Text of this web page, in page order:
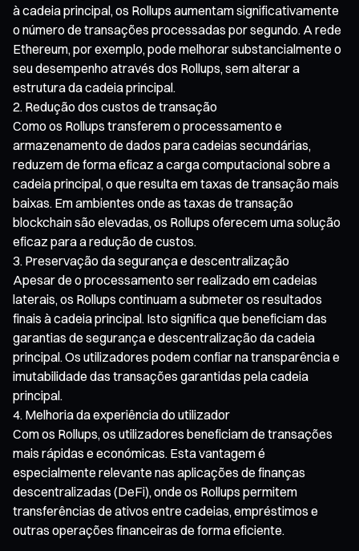
à cadeia principal, os Rollups aumentam significativamente
o número de transações processadas por segundo. A rede
Ethereum, por exemplo, pode melhorar substancialmente o
seu desempenho através dos Rollups, sem alterar a
estrutura da cadeia principal.
Redução dos custos de transação
Como os Rollups transferem o processamento e
armazenamento de dados para cadeias secundárias,
reduzem de forma eficaz a carga computacional sobre a
cadeia principal, o que resulta em taxas de transação mais
baixas. Em ambientes onde as taxas de transação
blockchain são elevadas, os Rollups oferecem uma solução
eficaz para a redução de custos.
Preservação da segurança e descentralização
Apesar de o processamento ser realizado em cadeias
laterais, os Rollups continuam a submeter os resultados
finais à cadeia principal. Isto significa que beneficiam das
garantias de segurança e descentralização da cadeia
principal. Os utilizadores podem confiar na transparência e
imutabilidade das transações garantidas pela cadeia
principal.
Melhoria da experiência do utilizador
Com os Rollups, os utilizadores beneficiam de transações
mais rápidas e económicas. Esta vantagem é
especialmente relevante nas aplicações de finanças
descentralizadas (DeFi), onde os Rollups permitem
transferências de ativos entre cadeias, empréstimos e
outras operações financeiras de forma eficiente.